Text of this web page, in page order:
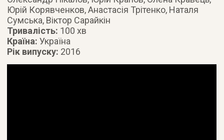
Юрій Корявченков, Анастасія Трітенко, Наталя
Сумська, Віктор Сарайкін
Тривалість: 100 хв
Країна:Україна
Рік випуску: 2016